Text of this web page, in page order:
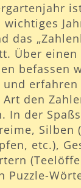
wichtiges
das
Über einen
befassen
und
den
In der
Silben
etc.),
Puzzle-